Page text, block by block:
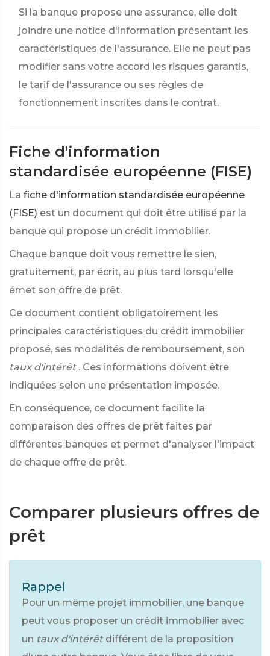
Si la banque propose une assurance, elle doit
joindre une notice d'information présentant les
caractéristiques de l'assurance. Elle ne peut pas
modifier sans votre accord les risques garantis,
le tarif de l'assurance ou ses règles de
fonctionnement inscrites dans le contrat.
Fiche d'information
standardisée européenne (FISE)
La fiche d'information standardisée européenne
(FISE) est un document qui doit être utilisé par la
banque qui propose un crédit immobilier.
Chaque banque doit vous remettre le sien,
gratuitement, par écrit, au plus tard lorsqu'elle
émet son offre de prêt.
Ce document contient obligatoirement les
principales caractéristiques du crédit immobilier
proposé, ses modalités de remboursement, son
taux d'intérêt . Ces informations doivent être
indiquées selon une présentation imposée.
En conséquence, ce document facilite la
comparaison des offres de prêt faites par
différentes banques et permet d'analyser l'impact
de chaque offre de prêt.
Comparer plusieurs offres de
prêt
Rappel
Pour un même projet immobilier, une banque
peut vous proposer un crédit immobilier avec
un taux d'intérêt différent de la proposition